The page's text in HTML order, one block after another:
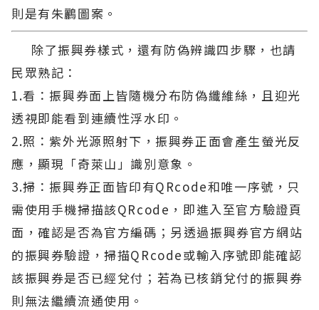
則是有朱鸝圖案。
除了振興券樣式，還有防偽辨識四步驟，也請
民眾熟記：
1.看：振興券面上皆隨機分布防偽纖維絲，且迎光
透視即能看到連續性浮水印。
2.照：紫外光源照射下，振興券正面會產生螢光反
應，顯現「奇萊山」識別意象。
3.掃：振興券正面皆印有QRcode和唯一序號，只
需使用手機掃描該QRcode，即進入至官方驗證頁
面，確認是否為官方編碼；另透過振興券官方網站
的振興券驗證，掃描QRcode或輸入序號即能確認
該振興券是否已經兌付；若為已核銷兌付的振興券
則無法繼續流通使用。